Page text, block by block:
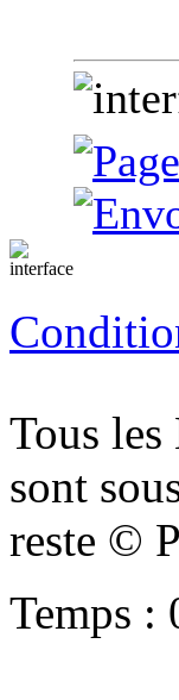
Tous les
sont
reste ©
Temps :